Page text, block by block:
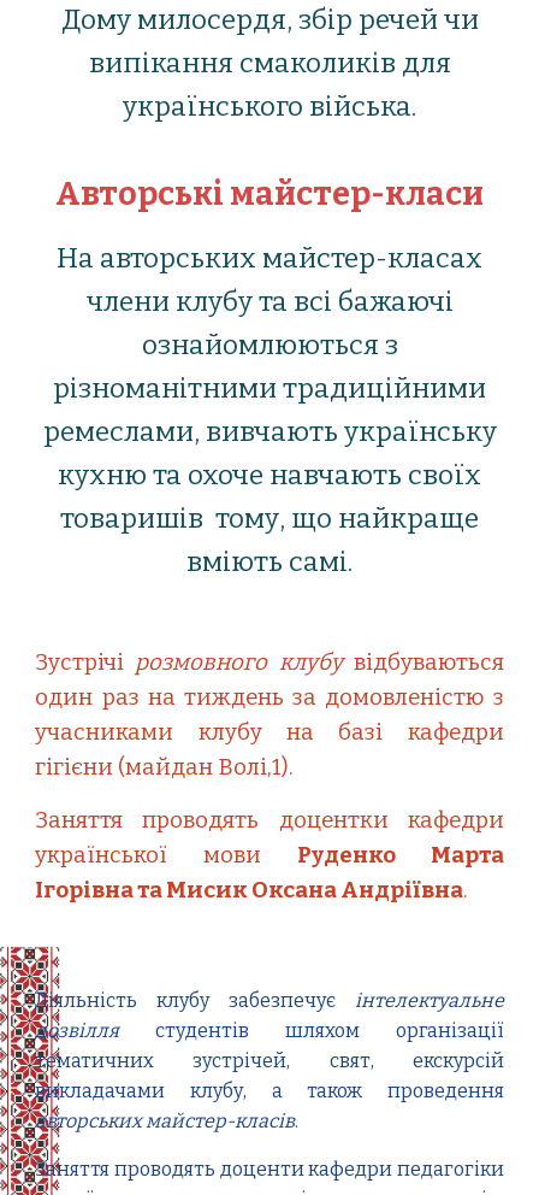
Дому милосердя, збір речей чи
випікання смаколиків для
українського війська.
Авторські майстер-класи
На авторських майстер-класах
члени клубу та всі бажаючі
ознайомлюються з
різноманітними традиційними
ремеслами, вивчають українську
кухню та охоче навчають своїх
товаришів тому, що найкраще
вміють самі.
Зустрічі розмовного клубувідбуваються
один раз на тижденьза домовленістю з
учасниками клубуна базі кафедри
гігієни (майдан Волі,1).
Заняття проводять доцентки кафедри
української мови Руденко Марта
Ігорівна та Мисик Оксана Андріївна.
Діяльність клубу забезпечує інтелектуальне
дозвіллястудентів шляхом організації
тематичних зустрічей, свят, екскурсій
викладачами клубу, а також проведення
авторських майстер-класів.
Заняття проводять доценти кафедри педагогіки